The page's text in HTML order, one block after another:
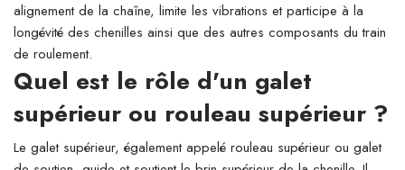
alignement de la chaîne, limite les vibrations et participe à la
longévité des chenilles ainsi que des autres composants du train
de roulement.
Quel est le rôle d'un galet
supérieur ou rouleau supérieur ?
Le galet supérieur, également appelé rouleau supérieur ou galet